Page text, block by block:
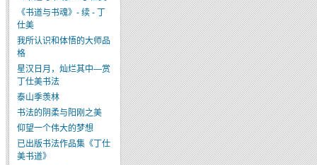
《书道与书魂》- 续 - 丁
仕美
我所认识和体悟的大师品
格
星汉日月，灿烂其中—赏
丁仕美书法
泰山季羡林
书法的阴柔与阳刚之美
仰望一个伟大的梦想
已出版书法作品集《丁仕
美书道》